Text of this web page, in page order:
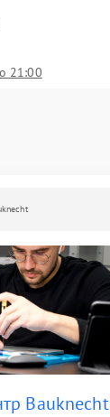
21:00
Bauknecht